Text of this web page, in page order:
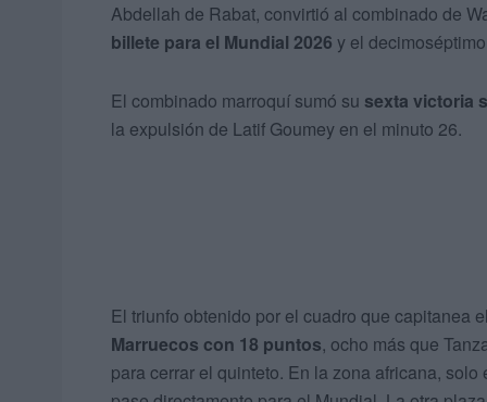
Abdellah de Rabat, convirtió al combinado de
billete para el Mundial 2026 y el
El combinado marroquí sumó su sexta victoria
la expulsión de Latif Goumey en el minuto 26.
El triunfo obtenido por el cuadro que capitanea
Marruecos con 18 puntos, ocho más que
para cerrar el quinteto. En la zona africana,